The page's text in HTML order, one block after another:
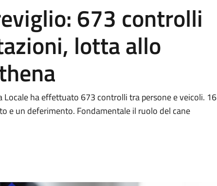
673 controlli
lotta allo
Locale ha effettuato 673 controlli tra persone e veicoli. 16
e un deferimento. Fondamentale il ruolo del cane